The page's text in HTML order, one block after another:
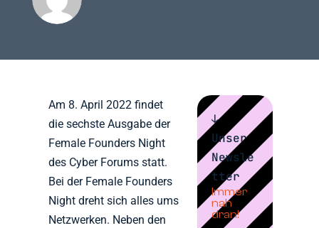
Am 8. April 2022 findet
die sechste Ausgabe der
Female Founders Night
des Cyber Forums statt.
Bei der Female Founders
Night dreht sich alles ums
Netzwerken. Neben den
↓
Unser
Newsle
tter
Immer
nah
dran!